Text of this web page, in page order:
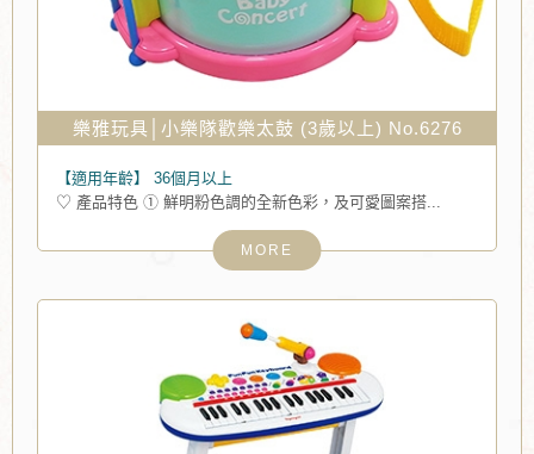
樂雅玩具│小樂隊歡樂太鼓 (3歲以上) No.6276
【適用年齡】 36個月以上
♡ 產品特色 ① 鮮明粉色調的全新色彩，及可愛圖案搭...
MORE